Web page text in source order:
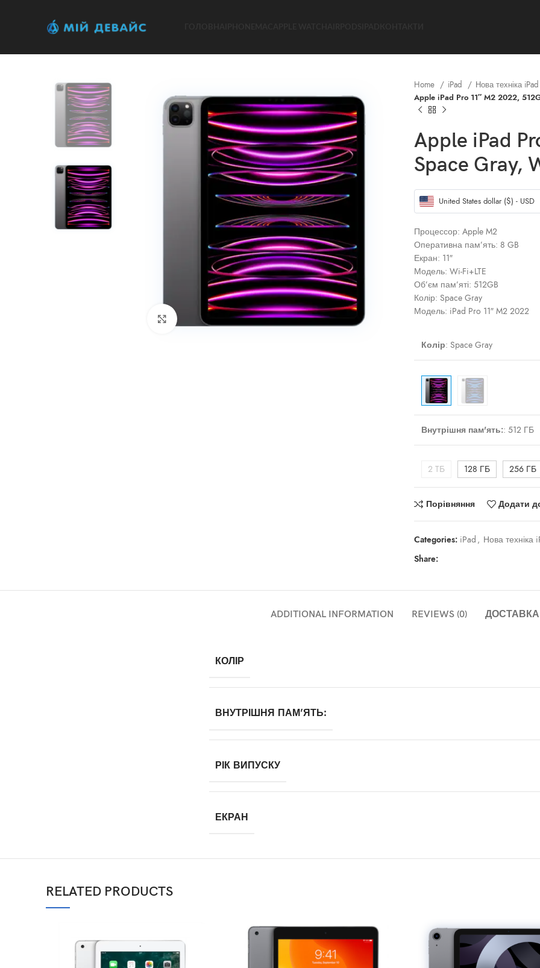
Клацніть, щоб збільшити
Home iPad
Нова техніка
Apple iPad Pro 11″ M2 2022,
Apple iPad
Space Gray,
United States dollar ($) - USD
Процессор: Apple M2
Оперативна пам’ять: 8 GB
Екран: 11″
Модель: Wi-Fi+LTE
Об’єм пам’яті: 512GB
Колір: Space Gray
Модель: iPad Pro 11″ M2 2022
Колір: Space Gray
Внутрішня пам'ять:: 512 ГБ
2 TБ 128 ГБ 256 ГБ
Порівняння Додати
Categories: iPad , Нова техніка
Share:
ADDITIONAL INFORMATION REVIEWS (0) ДОСТАВКА
КОЛІР
ВНУТРІШНЯ ПАМ'ЯТЬ:
РІК ВИПУСКУ
ЕКРАН
RELATED PRODUCTS